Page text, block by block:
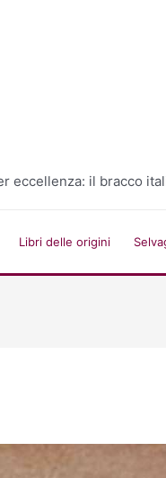
eccellenza: il bracco
Libri delle origini